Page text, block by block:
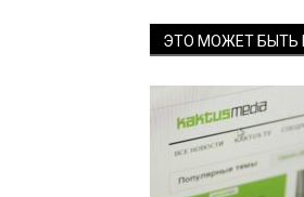
ЭТО МОЖЕТ БЫТЬ